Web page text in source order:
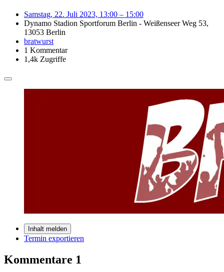
Samstag, 22. Juli 2023, 13:00 – 15:00
Dynamo Stadion Sportforum Berlin - Weißenseer Weg 53,
13053 Berlin
bratwurst
1 Kommentar
1,4k Zugriffe
Inhalt melden
Termin exportieren
Kommentare 1